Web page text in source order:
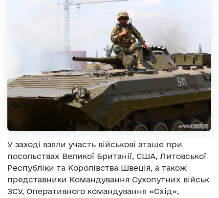
У заході взяли участь військові аташе при
посольствах Великої Британії, США, Литовської
Республіки та Королівства Швеція, а також
представники Командування Сухопутних військ
ЗСУ, Оперативного командування «Схід»,